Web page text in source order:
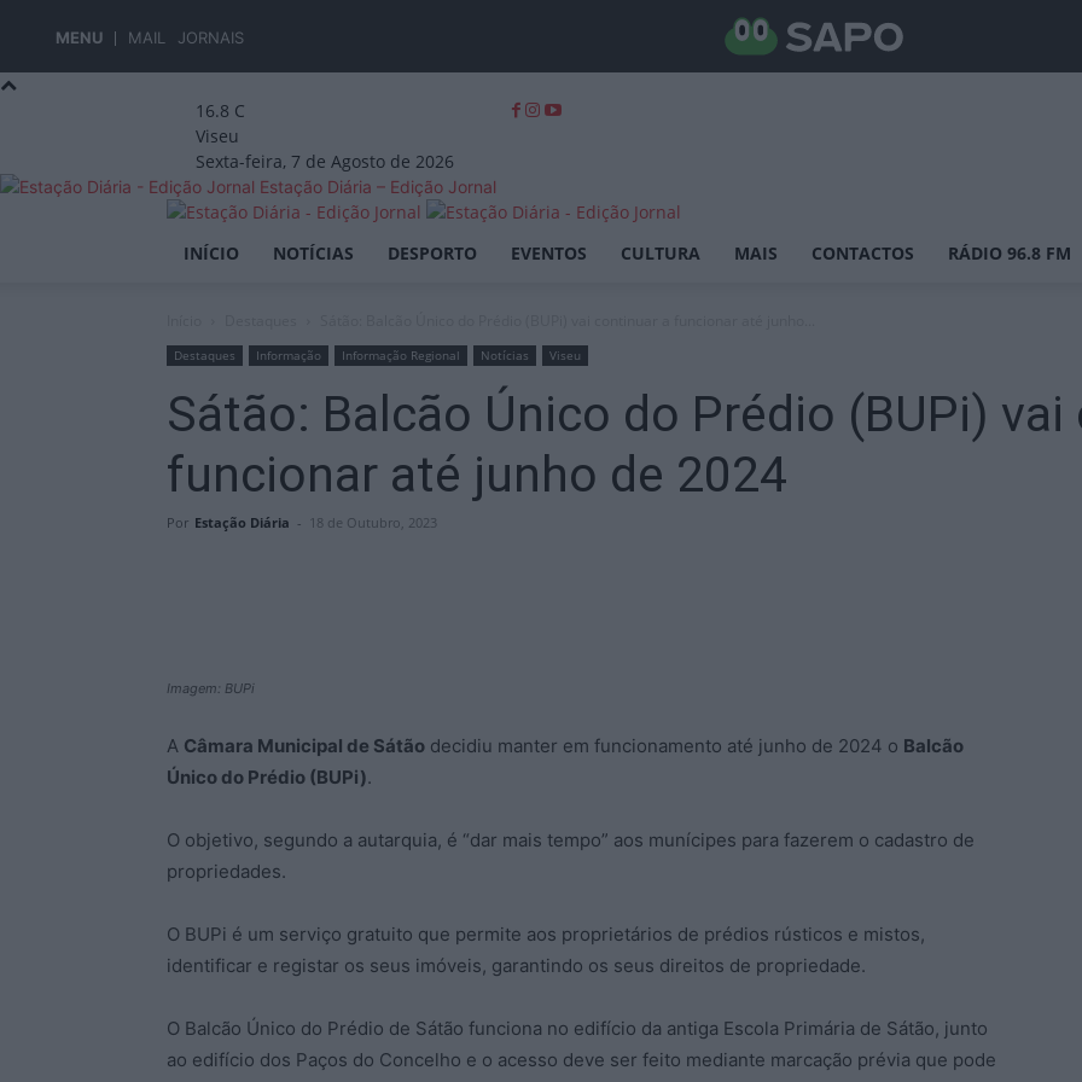
MENU MAIL JORNAIS
16.8 C
Viseu
Sexta-feira, 7 de Agosto de 2026
Estação Diária – Edição Jornal
INÍCIO NOTÍCIAS DESPORTO EVENTOS CULTURA MAIS CONTACTOS RÁDIO 96.8 FM
Destaques Informação Informação Regional Notícias Viseu
Sátão: Balcão Único do Prédio (BUPi)
funcionar até junho de 2024
Por Estação Diária - 18 de Outubro, 2023
Imagem: BUPi
A Câmara Municipal de Sátão decidiu manter em funcionamento até junho de 2024 o Balcão
Único do Prédio (BUPi).
O objetivo, segundo a autarquia, é “dar mais tempo” aos munícipes para fazerem o cadastro de
propriedades.
O BUPi é um serviço gratuito que permite aos proprietários de prédios rústicos e mistos,
identificar e registar os seus imóveis, garantindo os seus direitos de propriedade.
O Balcão Único do Prédio de Sátão funciona no edifício da antiga Escola Primária de Sátão, junto
ao edifício dos Paços do Concelho e o acesso deve ser feito mediante marcação prévia que pode